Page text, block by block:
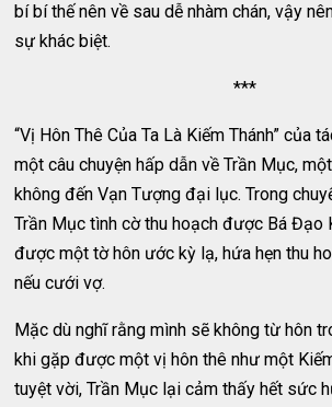
bí bí thế nên về sau dễ nhàm chán, vậy
sự khác biệt.
***
“Vị Hôn Thê Của Ta Là Kiếm Thánh” của
một câu chuyện hấp dẫn về Trần Mục,
không đến Vạn Tượng đại lục. Trong
Trần Mục tình cờ thu hoạch được Bá Đạo
được một tờ hôn ước kỳ lạ, hứa hẹn thu
nếu cưới vợ.
Mặc dù nghĩ rằng mình sẽ không từ hôn
khi gặp được một vị hôn thê như một
tuyệt vời, Trần Mục lại cảm thấy hết sức